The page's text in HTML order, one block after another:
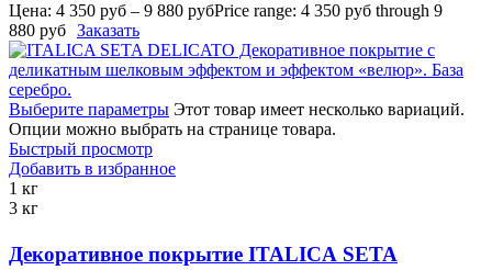
Цена: 4 350 руб – 9 880 рубPrice range: 4 350 руб through 9
880 руб Заказать
Выберите параметры Этот товар имеет несколько вариаций.
Опции можно выбрать на странице товара.
Быстрый просмотр
Добавить в избранное
1 кг
3 кг
Декоративное покрытие ITALICA SETA